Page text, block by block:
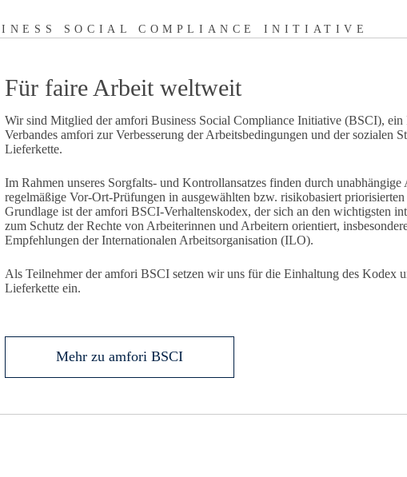
SOCIAL COMPLIANCE INITIATIVE
Für faire Arbeit weltweit
Wir sind Mitglied der amfori Business Social Compliance Initiative (BSCI), ein
Verbandes amfori zur Verbesserung der Arbeitsbedingungen und der sozialen
Lieferkette.
Im Rahmen unseres Sorgfalts- und Kontrollansatzes finden durch unabhängige
regelmäßige Vor‑Ort‑Prüfungen in ausgewählten bzw. risikobasiert
Grundlage ist der amfori BSCI-Verhaltenskodex, der sich an den wichtigsten
zum Schutz der Rechte von Arbeiterinnen und Arbeitern orientiert,
Empfehlungen der Internationalen Arbeitsorganisation (ILO).
Als Teilnehmer der amfori BSCI setzen wir uns für die Einhaltung des Kodex
Lieferkette ein.
Mehr zu amfori BSCI